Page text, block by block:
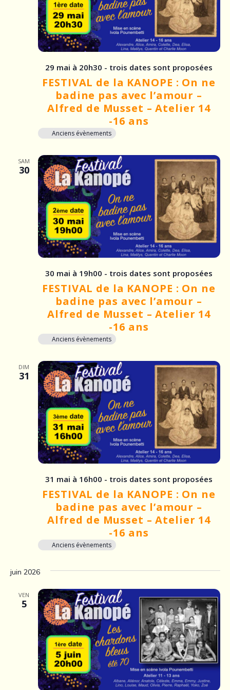
n
s
FESTIVAL de la KANOPE : On ne
badine pas avec l’amour –
Alfred de Musset – Atelier 14
-16 ans
29 mai à 20h30 - trois dates sont proposées
Anciens évènements
SAM
30
FESTIVAL de la KANOPE : On ne
badine pas avec l’amour –
Alfred de Musset – Atelier 14
-16 ans
30 mai à 19h00 - trois dates sont proposées
Anciens évènements
DIM
31
FESTIVAL de la KANOPE : On ne
badine pas avec l’amour –
Alfred de Musset – Atelier 14
-16 ans
31 mai à 16h00 - trois dates sont proposées
Anciens évènements
juin 2026
VEN
5